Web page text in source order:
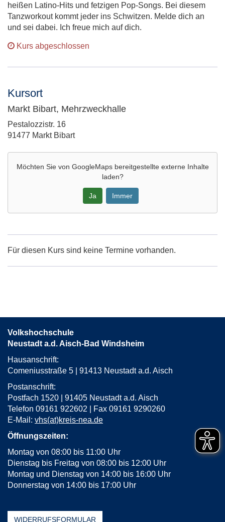
heißen Latino-Hits und fetzigen Pop-Songs. Bei diesem
Tanzworkout kommt jeder ins Schwitzen. Melde dich an
und sei dabei. Ich freue mich auf dich.
Kurs abgeschlossen
Kursort
Markt Bibart, Mehrzweckhalle
Adresse:
Pestalozzistr. 16
91477 Markt Bibart
Möchten Sie von GoogleMapsbereitgestellte externe Inhalte
laden?
Ja Immer
Maps
Karte
Markt
öffnen
Für diesen Kurs sind keine Termine vorhanden.
Volkshochschule
Neustadt a.d. Aisch-Bad Windsheim
Hausanschrift:
Comeniusstraße 5 | 91413 Neustadt a.d. Aisch
Postanschrift:
Postfach 1520 | 91405 Neustadt a.d. Aisch
Telefon 09161 922602 | Fax 09161 9290260
E-Mail: vhs(at)kreis-nea.de
Öffnungszeiten:
Montag von 08:00 bis 11:00 Uhr
Dienstag bis Freitag von 08:00 bis 12:00 Uhr
Montag und Dienstag von 14:00 bis 16:00 Uhr
Donnerstag von 14:00 bis 17:00 Uhr
WIDERRUFSFORMULAR